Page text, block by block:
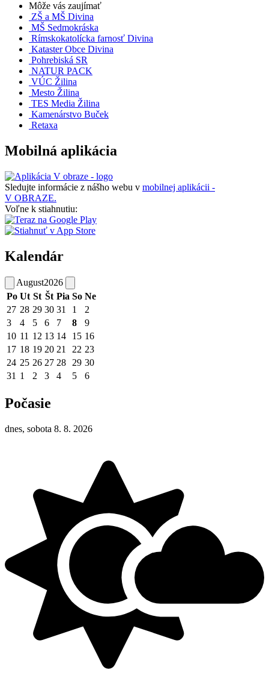
Môže vás zaujímať
ZŠ a MŠ Divina
MŠ Sedmokráska
Rímskokatolícka farnosť Divina
Kataster Obce Divina
Pohrebiská SR
NATUR PACK
VÚC Žilina
Mesto Žilina
TES Media Žilina
Kamenárstvo Buček
Retaxa
Mobilná aplikácia
Sledujte informácie z nášho webu v mobilnej aplikácii -
V OBRAZE.
Voľne k stiahnutiu:
Kalendár
August2026
Po Ut St Št Pia So Ne
27 28 29 30 31 1
2
3
4 5 6 7 8
9
10 11 12 13 14 15 16
17 18 19 20 21 22 23
24 25 26 27 28 29 30
31 1 2 3 4 5 6
Počasie
dnes, sobota 8. 8. 2026